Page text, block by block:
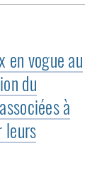
en vogue au
du
à
leurs